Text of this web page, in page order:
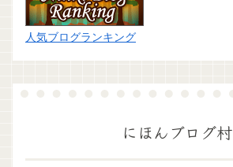
人気ブログランキング
にほんブログ村